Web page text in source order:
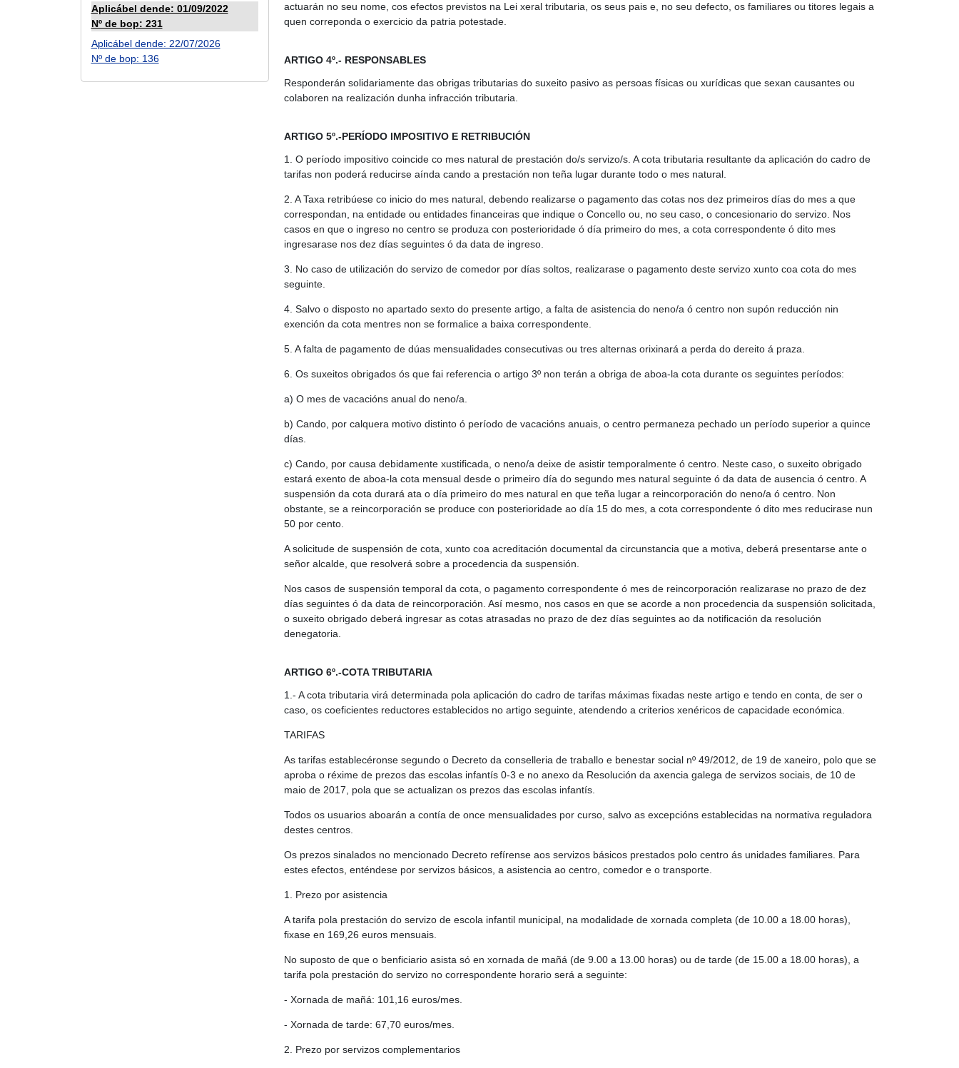
Aplicábel dende: 01/09/2022
Nº de bop: 231
Aplicábel dende: 22/07/2026
Nº de bop: 136
actuarán no seu nome, cos efectos previstos na Lei xeral tributaria, os seus pais e, no seu defecto, os familiares ou titores legais a
quen correponda o exercicio da patria potestade.
ARTIGO 4º.- RESPONSABLES
Responderán solidariamente das obrigas tributarias do suxeito pasivo as persoas físicas ou xurídicas que sexan causantes ou
colaboren na realización dunha infracción tributaria.
ARTIGO 5º.-PERÍODO IMPOSITIVO E RETRIBUCIÓN
1. O período impositivo coincide co mes natural de prestación do/s servizo/s. A cota tributaria resultante da aplicación do cadro de
tarifas non poderá reducirse aínda cando a prestación non teña lugar durante todo o mes natural.
2. A Taxa retribúese co inicio do mes natural, debendo realizarse o pagamento das cotas nos dez primeiros días do mes a que
correspondan, na entidade ou entidades financeiras que indique o Concello ou, no seu caso, o concesionario do servizo. Nos
casos en que o ingreso no centro se produza con posterioridade ó día primeiro do mes, a cota correspondente ó dito mes
ingresarase nos dez días seguintes ó da data de ingreso.
3. No caso de utilización do servizo de comedor por días soltos, realizarase o pagamento deste servizo xunto coa cota do mes
seguinte.
4. Salvo o disposto no apartado sexto do presente artigo, a falta de asistencia do neno/a ó centro non supón reducción nin
exención da cota mentres non se formalice a baixa correspondente.
5. A falta de pagamento de dúas mensualidades consecutivas ou tres alternas orixinará a perda do dereito á praza.
6. Os suxeitos obrigados ós que fai referencia o artigo 3º non terán a obriga de aboa-la cota durante os seguintes períodos:
a) O mes de vacacións anual do neno/a.
b) Cando, por calquera motivo distinto ó período de vacacións anuais, o centro permaneza pechado un período superior a quince
días.
c) Cando, por causa debidamente xustificada, o neno/a deixe de asistir temporalmente ó centro. Neste caso, o suxeito obrigado
estará exento de aboa-la cota mensual desde o primeiro día do segundo mes natural seguinte ó da data de ausencia ó centro. A
suspensión da cota durará ata o día primeiro do mes natural en que teña lugar a reincorporación do neno/a ó centro. Non
obstante, se a reincorporación se produce con posterioridade ao día 15 do mes, a cota correspondente ó dito mes reducirase nun
50 por cento.
A solicitude de suspensión de cota, xunto coa acreditación documental da circunstancia que a motiva, deberá presentarse ante o
señor alcalde, que resolverá sobre a procedencia da suspensión.
Nos casos de suspensión temporal da cota, o pagamento correspondente ó mes de reincorporación realizarase no prazo de dez
días seguintes ó da data de reincorporación. Así mesmo, nos casos en que se acorde a non procedencia da suspensión solicitada,
o suxeito obrigado deberá ingresar as cotas atrasadas no prazo de dez días seguintes ao da notificación da resolución
denegatoria.
ARTIGO 6º.-COTA TRIBUTARIA
1.- A cota tributaria virá determinada pola aplicación do cadro de tarifas máximas fixadas neste artigo e tendo en conta, de ser o
caso, os coeficientes reductores establecidos no artigo seguinte, atendendo a criterios xenéricos de capacidade económica.
TARIFAS
As tarifas establecéronse segundo o Decreto da conselleria de traballo e benestar social nº 49/2012, de 19 de xaneiro, polo que se
aproba o réxime de prezos das escolas infantís 0-3 e no anexo da Resolución da axencia galega de servizos sociais, de 10 de
maio de 2017, pola que se actualizan os prezos das escolas infantís.
Todos os usuarios aboarán a contía de once mensualidades por curso, salvo as excepcións establecidas na normativa reguladora
destes centros.
Os prezos sinalados no mencionado Decreto refírense aos servizos básicos prestados polo centro ás unidades familiares. Para
estes efectos, enténdese por servizos básicos, a asistencia ao centro, comedor e o transporte.
1. Prezo por asistencia
A tarifa pola prestación do servizo de escola infantil municipal, na modalidade de xornada completa (de 10.00 a 18.00 horas),
fixase en 169,26 euros mensuais.
No suposto de que o benficiario asista só en xornada de mañá (de 9.00 a 13.00 horas) ou de tarde (de 15.00 a 18.00 horas), a
tarifa pola prestación do servizo no correspondente horario será a seguinte:
- Xornada de mañá: 101,16 euros/mes.
- Xornada de tarde: 67,70 euros/mes.
2. Prezo por servizos complementarios